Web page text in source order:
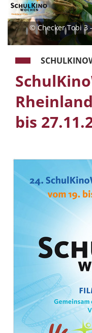
© Checker Tobi 3
bis